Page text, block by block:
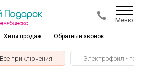
Меню
Хиты продаж Обратный звонок
Все приключения Электрофойл -